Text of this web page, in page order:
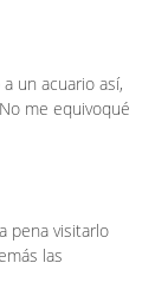
un acuario así,
me equivoqué
pena visitarlo
las